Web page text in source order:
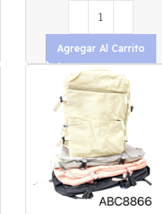
Agregar Al Carrito